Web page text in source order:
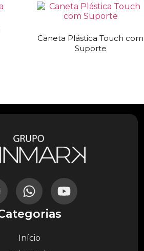
Caneta Plástica Touch com
Suporte
Início